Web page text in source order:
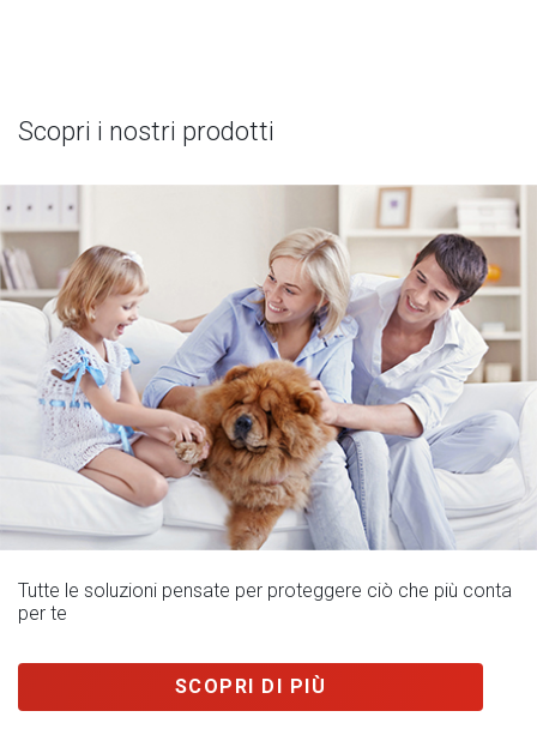
Scopri i nostri prodotti
Tutte le soluzioni pensate per proteggere ciò che più conta
per te
SCOPRI DI PIÙ